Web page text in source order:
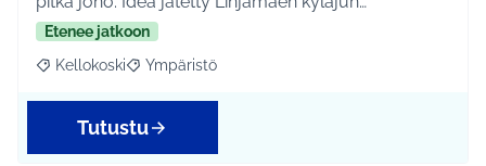
Etenee jatkoon
Rajaa tulokset aihepiirin mukaan: Kellokoski
Kellokoski Rajaa tulokset teeman mukaan: Ympäristö
Ympäristö
Tutustu